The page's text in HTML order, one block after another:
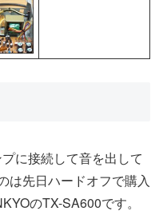
に接続して音を出して
は先日ハードオフで購入
のTX-SA600です。